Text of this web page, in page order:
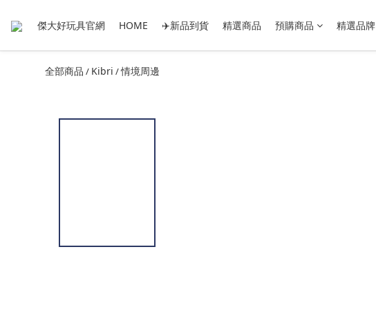
傑大好玩具官網 HOME ✈️新品到貨 精選商品 預購商品 精選品牌
全部商品 / Kibri /情境周邊